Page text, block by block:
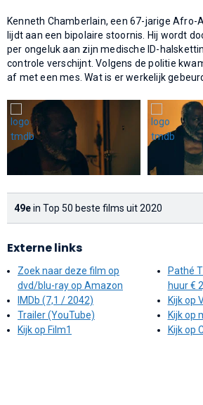
Kenneth Chamberlain, een 67-jarige Afro-
lijdt aan een bipolaire stoornis. Hij wordt
per ongeluk aan zijn medische ID-
controle verschijnt. Volgens de politie
af met een mes. Wat is er werkelijk
49ein Top 50 beste films uit 2020
Externe links
Zoek naar deze film op
dvd/blu-ray op Amazon
IMDb (7,1 / 2042)
Trailer (YouTube)
Kijk op Film1
Pathé
huur €
Kijk op
Kijk op
Kijk op